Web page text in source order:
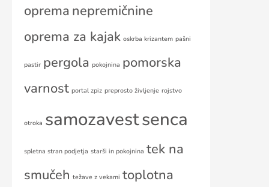
oprema nepremičnine
oprema za kajak oskrba krizantem pašni
pastir pergola pokojnina pomorska
varnost portal zpiz preprosto življenje rojstvo
otroka samozavestsenca
spletna stran podjetja starši in pokojnina tek na
smučeh težave z vekami toplotna